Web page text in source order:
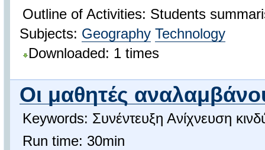
Outline of Activities: Students
Subjects: Geography Technology
Downloaded: 1 times
Οι μαθητές
Keywords: Συνέντευξη Ανίχνευση
Run time: 30min